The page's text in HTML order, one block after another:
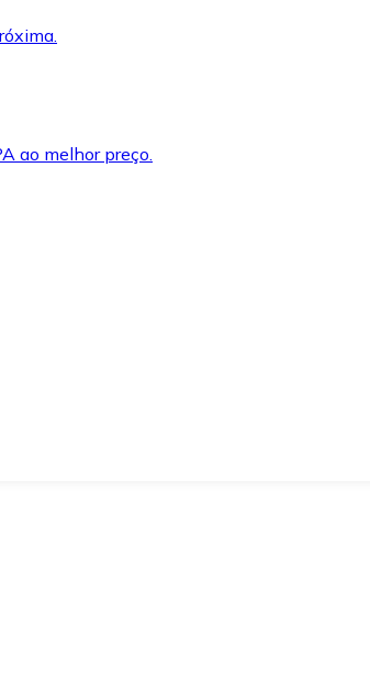
ao melhor preço.